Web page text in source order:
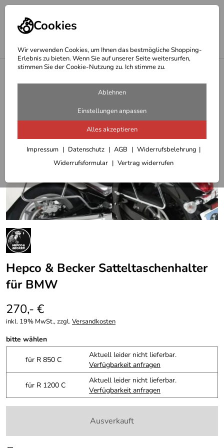
Cookies
Wir verwenden Cookies, um Ihnen das bestmögliche Shopping-
Erlebnis zu bieten. Wenn Sie auf unserer Seite weitersurfen,
stimmen Sie der Cookie-Nutzung zu. Ich stimme zu.
Ablehnen
Einstellungen anpassen
Alles akzeptieren
Impressum Datenschutz AGB
Widerrufsbelehrung
Widerrufsformular
Vertrag widerrufen
Hepco Becker Satteltaschenhalter
Hepco & Becker Satteltaschenhalter
für BMW
270,- €
inkl. 19% MwSt., zzgl.Versandkosten
bitte wählen
für R 850 C
Aktuell leider nicht lieferbar.
Verfügbarkeit anfragen
für R 1200 C
Aktuell leider nicht lieferbar.
Verfügbarkeit anfragen
Ausverkauft